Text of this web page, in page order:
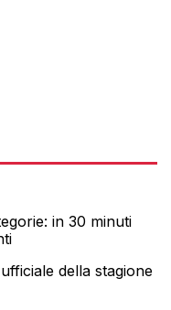
in 30 minuti
della stagione